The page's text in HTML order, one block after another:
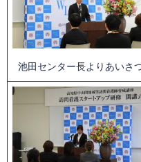
池田センター長よりあいさ